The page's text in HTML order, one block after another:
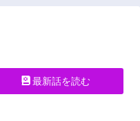
最新話を読む